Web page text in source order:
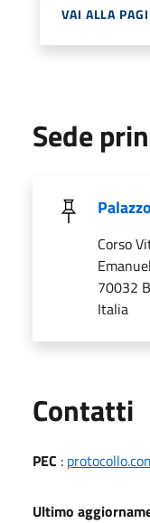
VAI ALLA
Sede
Corso
70032
Italia
Contatti
PEC :
Ultimo